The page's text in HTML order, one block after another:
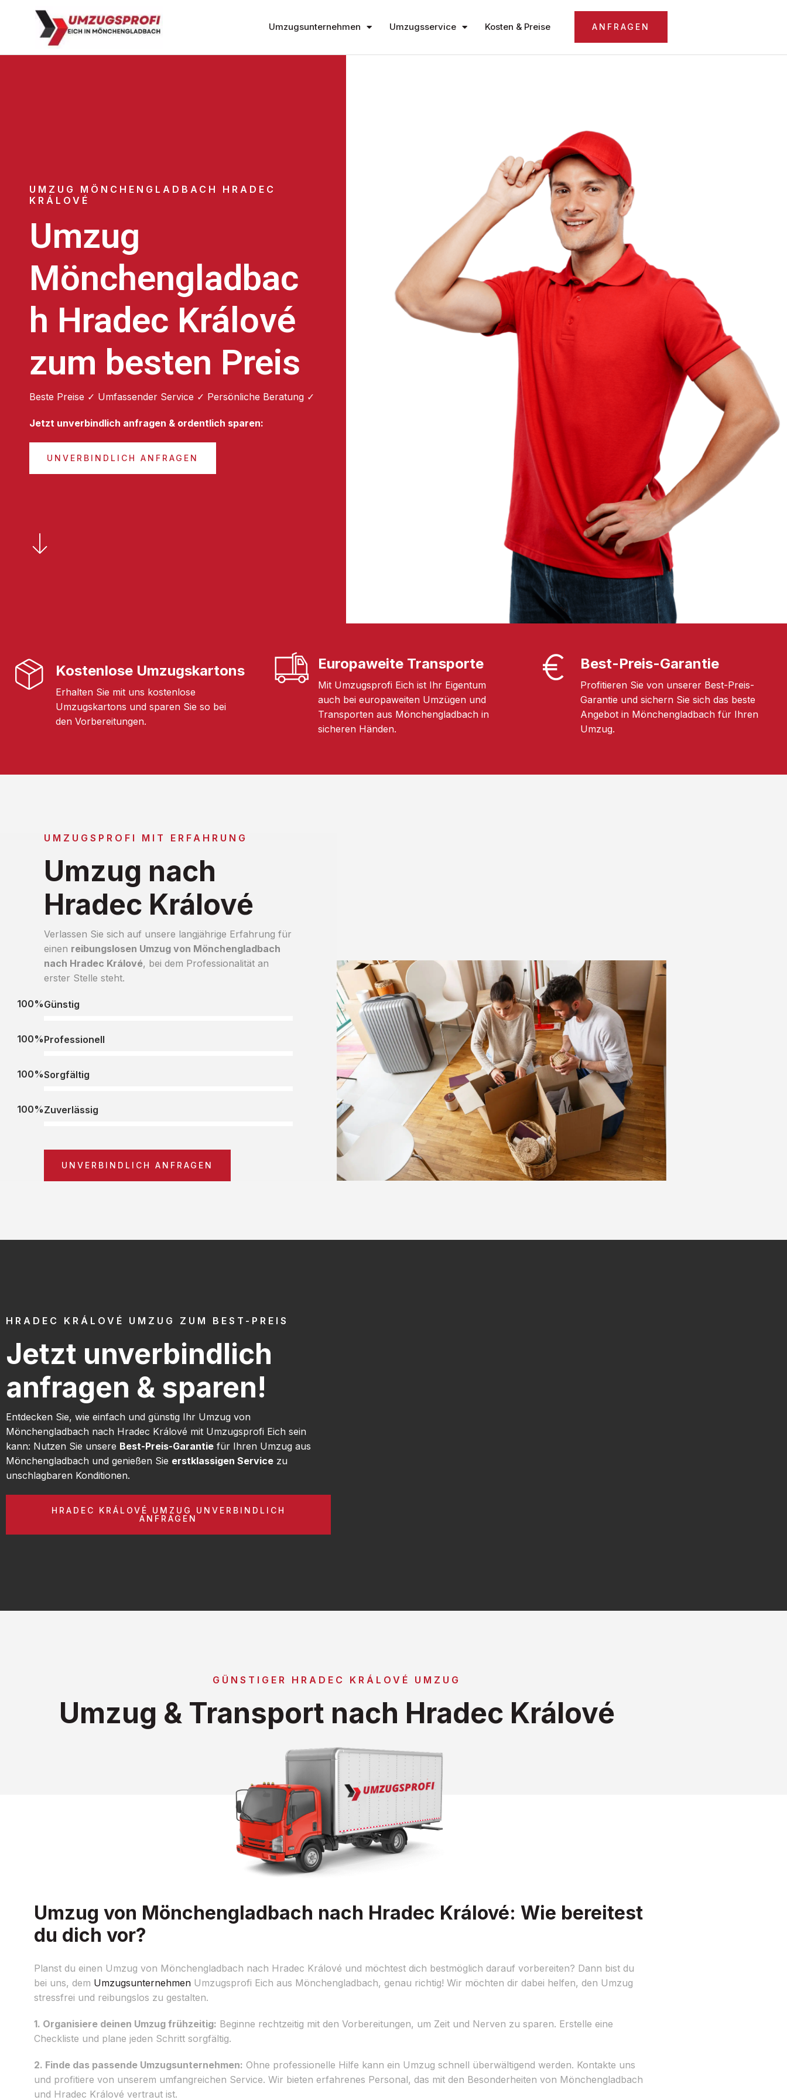
Umzugsunternehmen Umzugsservice Kosten & Preise ANFRAGEN
UMZUG MÖNCHENGLADBACH HRADEC
KRÁLOVÉ
Umzug
Mönchengladbac
h Hradec Králové
zum besten Preis
Beste Preise ✓ Umfassender Service ✓ Persönliche Beratung ✓
Jetzt unverbindlich anfragen & ordentlich sparen:
UNVERBINDLICH ANFRAGEN
Kostenlose Umzugskartons
Erhalten Sie mit uns kostenlose
Umzugskartons und sparen Sie so bei
den Vorbereitungen.
Europaweite Transporte
Mit Umzugsprofi Eich ist Ihr Eigentum
auch bei europaweiten Umzügen und
Transporten aus Mönchengladbach in
sicheren Händen.
Best-Preis-Garantie
Profitieren Sie von unserer Best-Preis-
Garantie und sichern Sie sich das beste
Angebot in Mönchengladbach für Ihren
Umzug.
UMZUGSPROFI MIT ERFAHRUNG
Umzug nach
Hradec Králové
Verlassen Sie sich auf unsere langjährige Erfahrung für
einen reibungslosen Umzug von Mönchengladbach
nach Hradec Králové, bei dem Professionalität an
erster Stelle steht.
Günstig
100%
Professionell
100%
Sorgfältig
100%
Zuverlässig
100%
UNVERBINDLICH ANFRAGEN
HRADEC KRÁLOVÉ UMZUG ZUM BEST-PREIS
Jetzt unverbindlich
anfragen & sparen!
Entdecken Sie, wie einfach und günstig Ihr Umzug von
Mönchengladbach nach Hradec Králové mit Umzugsprofi Eich sein
kann: Nutzen Sie unsere Best-Preis-Garantie für Ihren Umzug aus
Mönchengladbach und genießen Sie erstklassigen Service zu
unschlagbaren Konditionen.
HRADEC KRÁLOVÉ UMZUG UNVERBINDLICH
ANFRAGEN
GÜNSTIGER HRADEC KRÁLOVÉ UMZUG
Umzug & Transport nach Hradec Králové
Umzug von Mönchengladbach nach Hradec Králové: Wie bereitest
du dich vor?
Planst du einen Umzug von Mönchengladbach nach Hradec Králové und möchtest dich bestmöglich darauf vorbereiten? Dann bist du
bei uns, dem Umzugsunternehmen Umzugsprofi Eich aus Mönchengladbach, genau richtig! Wir möchten dir dabei helfen, den Umzug
stressfrei und reibungslos zu gestalten.
1. Organisiere deinen Umzug frühzeitig: Beginne rechtzeitig mit den Vorbereitungen, um Zeit und Nerven zu sparen. Erstelle eine
Checkliste und plane jeden Schritt sorgfältig.
2. Finde das passende Umzugsunternehmen: Ohne professionelle Hilfe kann ein Umzug schnell überwältigend werden. Kontakte uns
und profitiere von unserem umfangreichen Service. Wir bieten erfahrenes Personal, das mit den Besonderheiten von Mönchengladbach
und Hradec Králové vertraut ist.